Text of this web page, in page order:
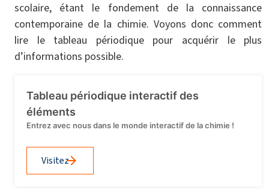
scolaire, étant le fondement de la connaissance
contemporaine de la chimie. Voyons donc comment
lire le tableau périodique pour acquérir le plus
d’informations possible.
Tableau périodique interactif des
éléments
Entrez avec nous dans le monde interactif de la chimie !
Visitez